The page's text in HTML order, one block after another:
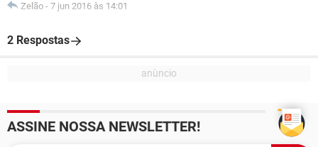
Zelão - 7 jun 2016 às 14:01
2 Respostas
ASSINE NOSSA NEWSLETTER!